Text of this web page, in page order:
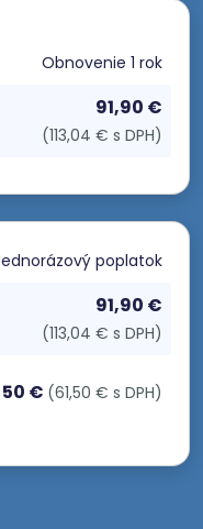
Obnovenie 1 rok
91,90 €
(113,04 € s DPH)
poplatok
91,90 €
(113,04 € s DPH)
50 € (61,50 € s DPH)